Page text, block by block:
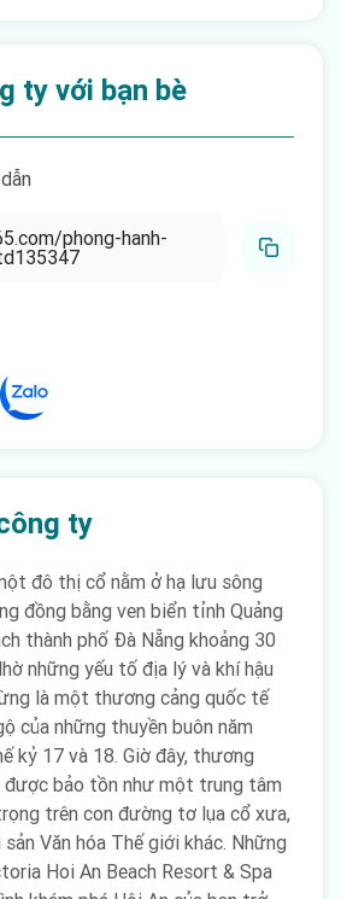
ty
đô thị cổ nằm ở hạ lưu sông
đồng bằng ven biển tỉnh Quảng
thành phố Đà Nẵng khoảng 30
những yếu tố địa lý và khí hậu
là một thương cảng quốc tế
của những thuyền buôn năm
kỷ 17 và 18. Giờ đây, thương
được bảo tồn như một trung tâm
trên con đường tơ lụa cổ xưa,
Văn hóa Thế giới khác. Những
Hoi An Beach Resort & Spa
ty với bạn bè
phong-hanh-